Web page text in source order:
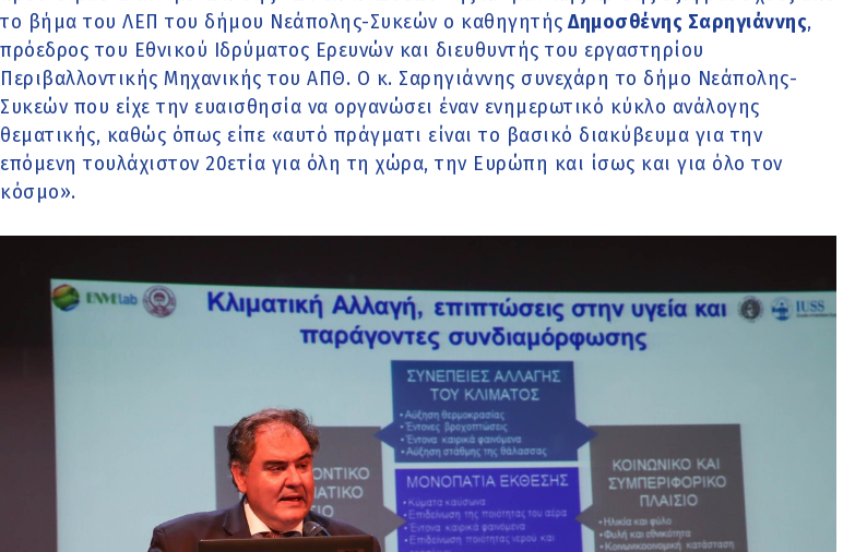
το βήμα του ΛΕΠ του δήμου Νεάπολης-Συκεών ο καθηγητής Δημοσθένης Σαρηγιάννης,
πρόεδρος του Εθνικού Ιδρύματος Ερευνών και διευθυντής του εργαστηρίου
Περιβαλλοντικής Μηχανικής του ΑΠΘ. Ο κ. Σαρηγιάννης συνεχάρη το δήμο Νεάπολης-
Συκεών που είχε την ευαισθησία να οργανώσει έναν ενημερωτικό κύκλο ανάλογης
θεματικής, καθώς όπως είπε «αυτό πράγματι είναι το βασικό διακύβευμα για την
επόμενη τουλάχιστον 20ετία για όλη τη χώρα, την Ευρώπη και ίσως και για όλο τον
κόσμο».